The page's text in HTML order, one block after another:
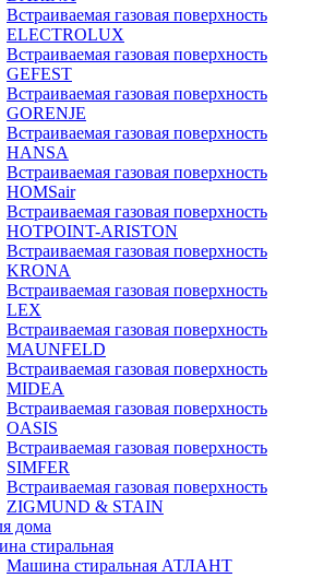
Встраиваемая газовая поверхность
ELECTROLUX
Встраиваемая газовая поверхность
GEFEST
Встраиваемая газовая поверхность
GORENJE
Встраиваемая газовая поверхность
HANSA
Встраиваемая газовая поверхность
HOMSair
Встраиваемая газовая поверхность
HOTPOINT-ARISTON
Встраиваемая газовая поверхность
KRONA
Встраиваемая газовая поверхность
LEX
Встраиваемая газовая поверхность
MAUNFELD
Встраиваемая газовая поверхность
MIDEA
Встраиваемая газовая поверхность
OASIS
Встраиваемая газовая поверхность
SIMFER
Встраиваемая газовая поверхность
ZIGMUND & STAIN
дома
стиральная
Машина стиральная АТЛАНТ